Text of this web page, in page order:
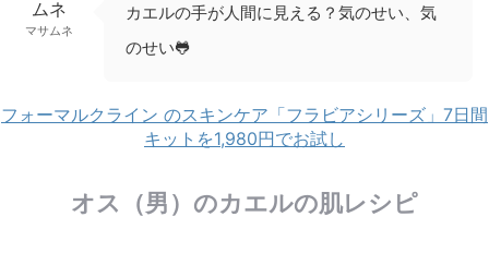
マサムネ
カエルの手が人間に見える？気のせい、気
のせい🐸
フォーマルクライン のスキンケア「フラビアシリーズ」7日間
キットを1,980円でお試し
オス（男）のカエルの肌レシピ